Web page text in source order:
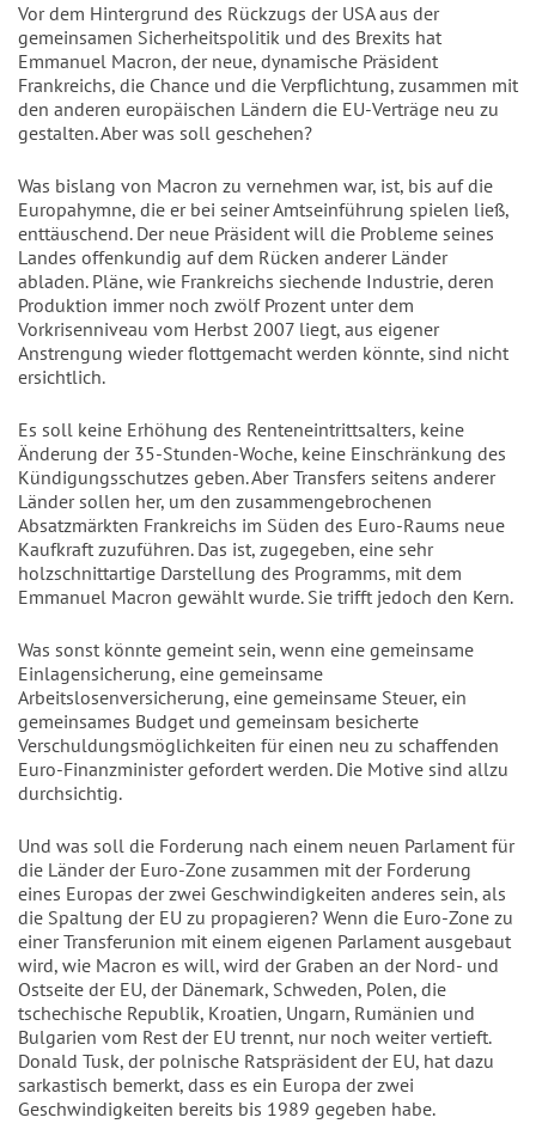
Vor dem Hintergrund des Rückzugs der USA aus der
gemeinsamen Sicherheitspolitik und des Brexits hat
Emmanuel Macron, der neue, dynamische Präsident
Frankreichs, die Chance und die Verpflichtung, zusammen mit
den anderen europäischen Ländern die EU-Verträge neu zu
gestalten. Aber was soll geschehen?
Was bislang von Macron zu vernehmen war, ist, bis auf die
Europahymne, die er bei seiner Amtseinführung spielen ließ,
enttäuschend. Der neue Präsident will die Probleme seines
Landes offenkundig auf dem Rücken anderer Länder
abladen. Pläne, wie Frankreichs siechende Industrie, deren
Produktion immer noch zwölf Prozent unter dem
Vorkrisenniveau vom Herbst 2007 liegt, aus eigener
Anstrengung wieder flottgemacht werden könnte, sind nicht
ersichtlich.
Es soll keine Erhöhung des Renteneintrittsalters, keine
Änderung der 35-Stunden-Woche, keine Einschränkung des
Kündigungsschutzes geben. Aber Transfers seitens anderer
Länder sollen her, um den zusammengebrochenen
Absatzmärkten Frankreichs im Süden des Euro-Raums neue
Kaufkraft zuzuführen. Das ist, zugegeben, eine sehr
holzschnittartige Darstellung des Programms, mit dem
Emmanuel Macron gewählt wurde. Sie trifft jedoch den Kern.
Was sonst könnte gemeint sein, wenn eine gemeinsame
Einlagensicherung, eine gemeinsame
Arbeitslosenversicherung, eine gemeinsame Steuer, ein
gemeinsames Budget und gemeinsam besicherte
Verschuldungsmöglichkeiten für einen neu zu schaffenden
Euro-Finanzminister gefordert werden. Die Motive sind allzu
durchsichtig.
Und was soll die Forderung nach einem neuen Parlament für
die Länder der Euro-Zone zusammen mit der Forderung
eines Europas der zwei Geschwindigkeiten anderes sein, als
die Spaltung der EU zu propagieren? Wenn die Euro-Zone zu
einer Transferunion mit einem eigenen Parlament ausgebaut
wird, wie Macron es will, wird der Graben an der Nord- und
Ostseite der EU, der Dänemark, Schweden, Polen, die
tschechische Republik, Kroatien, Ungarn, Rumänien und
Bulgarien vom Rest der EU trennt, nur noch weiter vertieft.
Donald Tusk, der polnische Ratspräsident der EU, hat dazu
sarkastisch bemerkt, dass es ein Europa der zwei
Geschwindigkeiten bereits bis 1989 gegeben habe.